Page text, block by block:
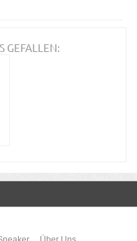
GEFALLEN: